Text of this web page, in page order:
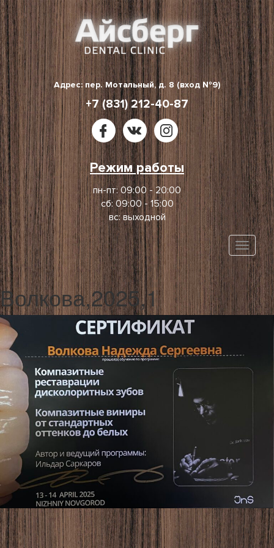
Skip
to
content
Адрес: пер. Мотальный, д. 8 (вход №9)
+7 (831) 212-40-87
Режим работы
пн-пт: 09:00 - 20:00
сб: 09:00 - 15:00
вс: выходной
Toggle
Волкова,2025,1